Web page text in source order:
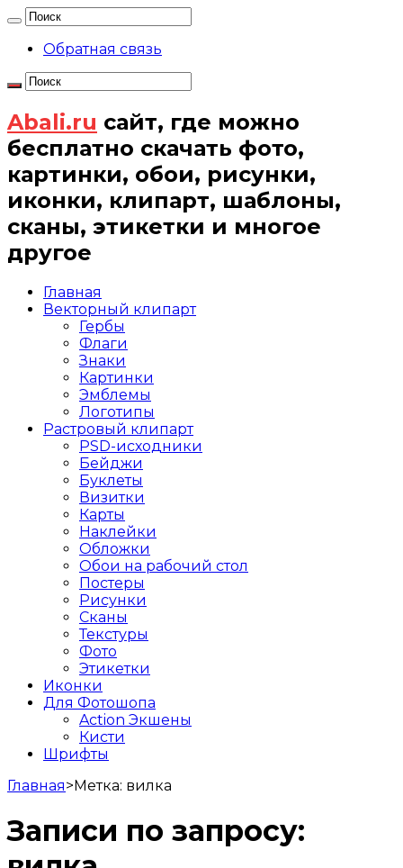
Обратная связь
Abali.ru сайт, где можно
бесплатно скачать фото,
картинки, обои, рисунки,
иконки, клипарт, шаблоны,
сканы, этикетки и многое
другое
Главная
Векторный клипарт
Гербы
Флаги
Знаки
Картинки
Эмблемы
Логотипы
Растровый клипарт
PSD-исходники
Бейджи
Буклеты
Визитки
Карты
Наклейки
Обложки
Обои на рабочий стол
Постеры
Рисунки
Сканы
Текстуры
Фото
Этикетки
Иконки
Для Фотошопа
Action Экшены
Кисти
Шрифты
Главная>Метка: вилка
Записи по запросу: